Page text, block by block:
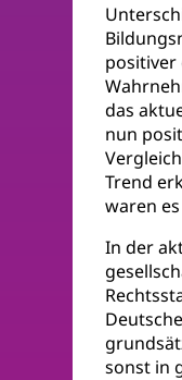
positiver
das
nun
Trend
waren
In der
sonst in